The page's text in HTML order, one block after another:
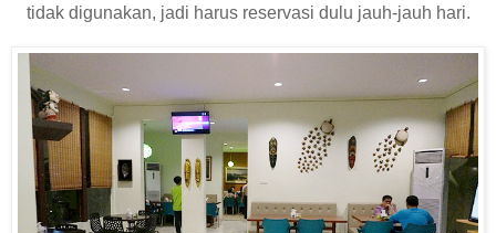
tidak digunakan, jadi harus reservasi dulu jauh-jauh hari.